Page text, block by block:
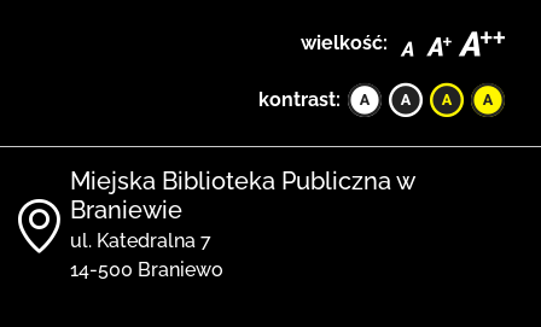
wielkość:
kontrast:
Miejska Biblioteka Publiczna w
Braniewie
ul. Katedralna 7
14-500 Braniewo